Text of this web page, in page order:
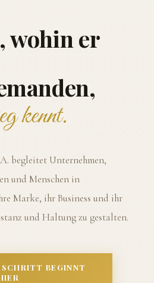
wohin er
kennt.
begleitet Unternehmen,
und Menschen in
Marke, ihr Business und ihr
und Haltung zu gestalten.
BEGINNT